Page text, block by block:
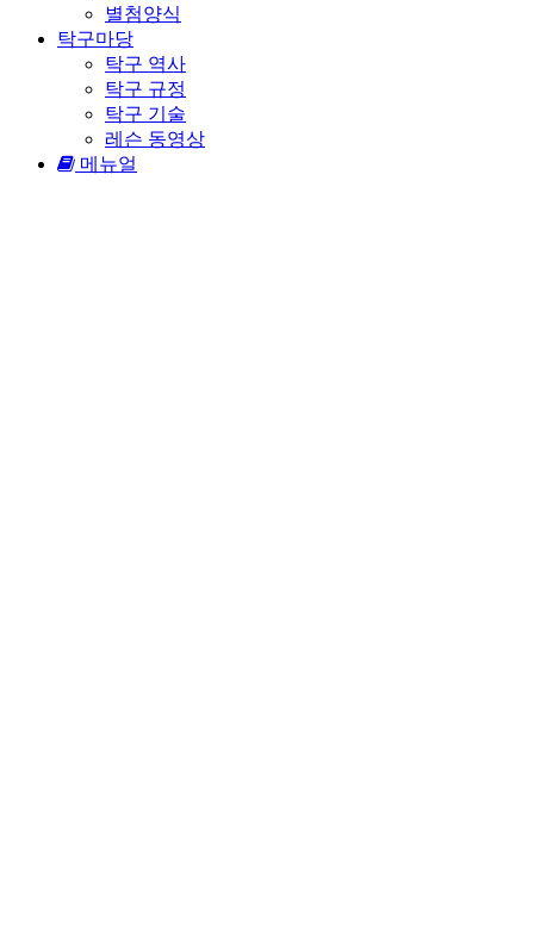
별첨양식
탁구마당
탁구 역사
탁구 규정
탁구 기술
레슨 동영상
메뉴얼